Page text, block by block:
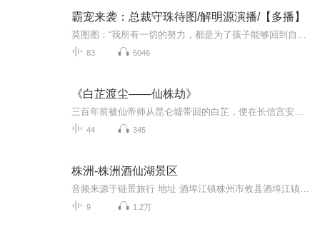
霸宠来袭：总裁守珠待图/解明源演播/【多播】
83 5046
《白芷渡尘——仙株劫》
44 345
株洲-株洲酒仙湖景区
9 1.2万